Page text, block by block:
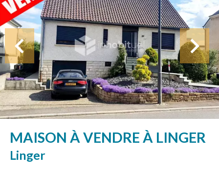
MAISON À VENDRE À LINGER
Linger